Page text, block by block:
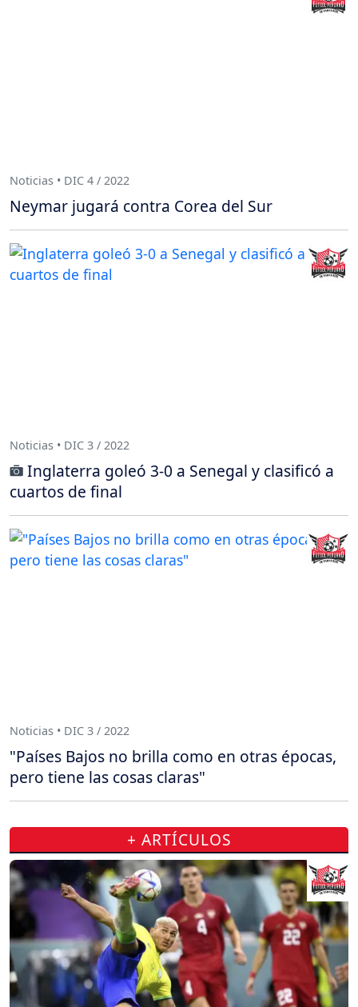
Noticias • DIC 4 / 2022
Neymar jugará contra Corea del Sur
Noticias • DIC 3 / 2022
Inglaterra goleó 3-0 a Senegal y clasificó a
cuartos de final
Noticias • DIC 3 / 2022
"Países Bajos no brilla como en otras épocas,
pero tiene las cosas claras"
+ ARTÍCULOS